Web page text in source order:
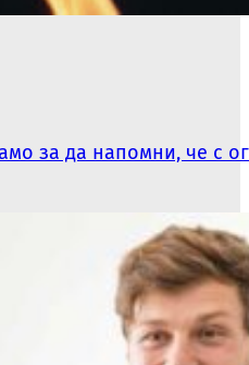
за да напомни, че с